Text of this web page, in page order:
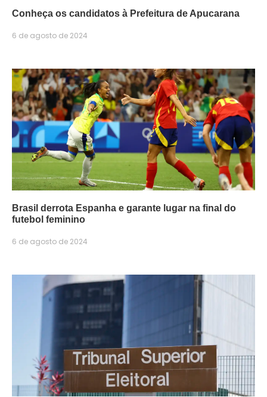
Conheça os candidatos à Prefeitura de Apucarana
6 de agosto de 2024
Brasil derrota Espanha e garante lugar na final do
futebol feminino
6 de agosto de 2024